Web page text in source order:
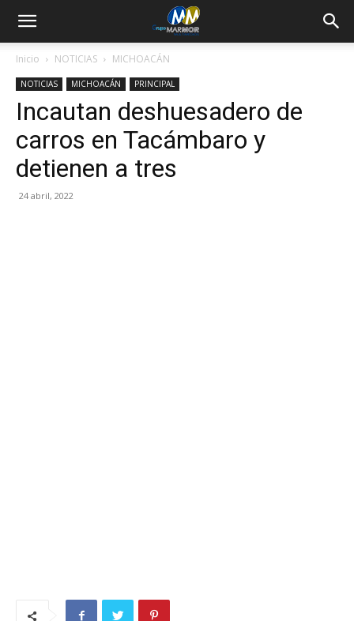
Inicio NOTICIAS MICHOACÁN
NOTICIAS MICHOACÁN PRINCIPAL
Incautan deshuesadero de
carros en Tacámbaro y
detienen a tres
24 abril, 2022